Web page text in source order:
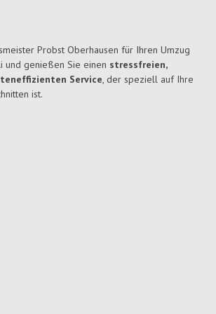
Probst Oberhausen für Ihren Umzug
und genießen Sie einen stressfreien,
Service, der speziell auf Ihre
ist.